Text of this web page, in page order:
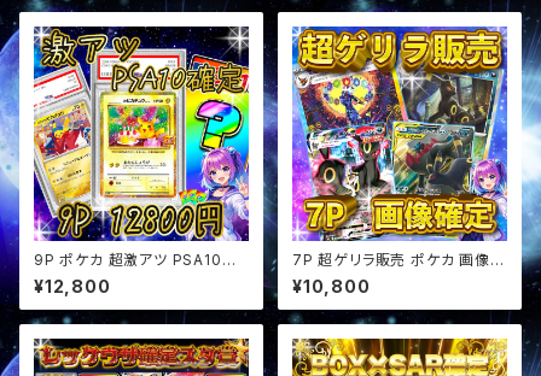
9P ポケカ 超激アツ PSA10確
定 オリパ
¥12,800
7P 超ゲリラ販売 ポケカ 画像確
定 オリパ
¥10,800